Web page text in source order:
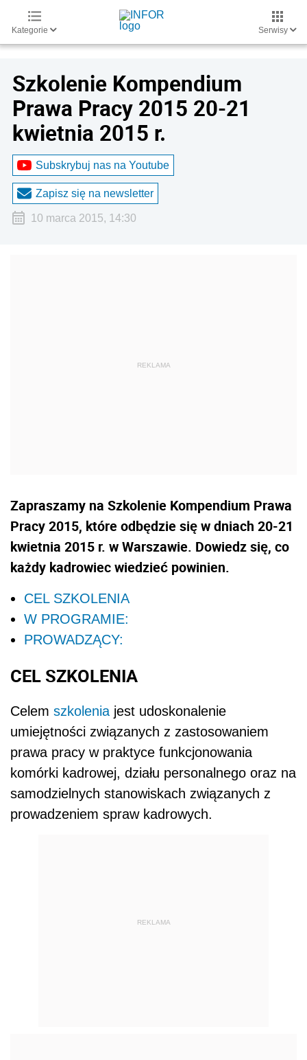
Kategorie Serwisy
Szkolenie Kompendium
Prawa Pracy 2015 20-21
kwietnia 2015 r.
Subskrybuj nas na Youtube
Zapisz się na newsletter
10 marca 2015, 14:30
Zapraszamy na Szkolenie Kompendium Prawa
Pracy 2015, które odbędzie się w dniach 20-21
kwietnia 2015 r. w Warszawie. Dowiedz się, co
każdy kadrowiec wiedzieć powinien.
CEL SZKOLENIA
W PROGRAMIE:
PROWADZĄCY:
CEL SZKOLENIA
Celem szkolenia jest udoskonalenie
umiejętności związanych z zastosowaniem
prawa pracy w praktyce funkcjonowania
komórki kadrowej, działu personalnego oraz na
samodzielnych stanowiskach związanych z
prowadzeniem spraw kadrowych.
REKLAMA